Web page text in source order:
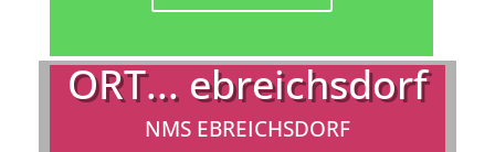
ORT... ebreichsdorf
NMS EBREICHSDORF